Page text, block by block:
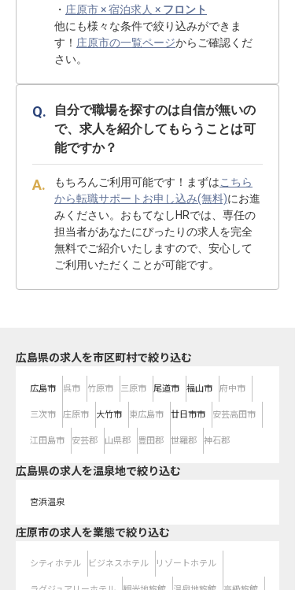
・ 庄原市 × 宿泊求人 × フロント
他にも様々な条件で絞り込みができま
す！ 庄原市の一覧ページからご確認くだ
さい。
自分で職場を探すのは自信が無いの
で、求人を紹介してもらうことは可
能ですか？
もちろんご利用可能です！まずはこちら
から転職サポートお申し込み(無料)にお進
みください。おもてなしHRでは、専任の
担当者があなたにぴったりの求人を完全
無料でご紹介いたしますので、安心して
ご利用いただくことが可能です。
広島県の求人を市区町村で絞り込む
広島市 呉市 竹原市 三原市 尾道市 福山市 府中市
三次市 庄原市 大竹市 東広島市 廿日市市 安芸高田市
江田島市 安芸郡 山県郡 豊田郡 世羅郡 神石郡
広島県の求人を温泉地で絞り込む
宮浜温泉
庄原市の求人を業態で絞り込む
シティホテル ビジネスホテル リゾートホテル